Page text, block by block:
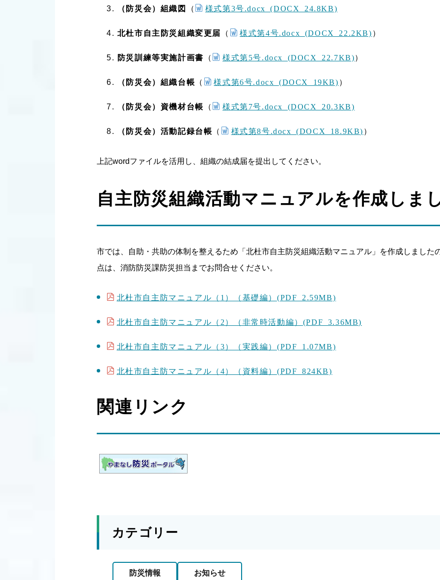
（防災会）組織図 （ 様式第3号.docx (DOCX 24.8KB)
北杜市自主防災組織変更届 （ 様式第4号.docx (DOCX 22.2KB) ）
防災訓練等実施計画書 （ 様式第5号.docx (DOCX 22.7KB)）
（防災会）組織台帳 （ 様式第6号.docx (DOCX 19KB) ）
（防災会）資機材台帳 （ 様式第7号.docx (DOCX 20.3KB)
（防災会）活動記録台帳 （ 様式第8号.docx (DOCX 18.9KB) ）
上記wordファイルを活用し、組織の結成届を提出してください。
自主防災組織活動マニュアルを作成しま
市では、自助・共助の体制を整えるため「北杜市自主防災組織活動マニュアル」を作成しました
点は、消防防災課防災担当までお問合せください。
北杜市自主防マニュアル（1）（基礎編）(PDF 2.59MB)
北杜市自主防マニュアル（2）（非常時活動編）(PDF 3.36MB)
北杜市自主防マニュアル（3）（実践編）(PDF 1.07MB)
北杜市自主防マニュアル（4）（資料編）(PDF 824KB)
関連リンク
カテゴリー
防災情報 お知らせ